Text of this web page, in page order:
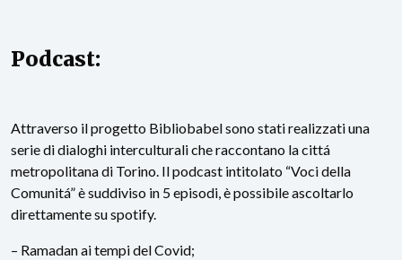
Podcast:
Attraverso il progetto Bibliobabel sono stati realizzati una
serie di dialoghi interculturali che raccontano la cittá
metropolitana di Torino. Il podcast intitolato “Voci della
Comunitá” è suddiviso in 5 episodi, è possibile ascoltarlo
direttamente su spotify.
– Ramadan ai tempi del Covid;